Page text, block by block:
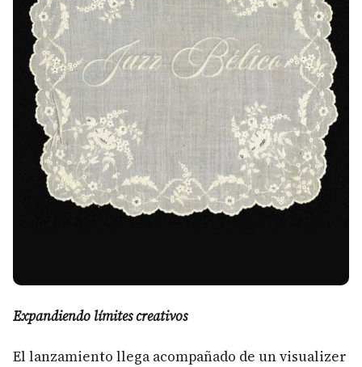
Expandiendo límites creativos
El lanzamiento llega acompañado de un visualizer